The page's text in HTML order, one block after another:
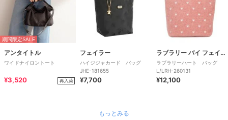
期間限定SALE
アンタイトル
ワイドナイロントート
¥3,520 再入荷
フェイラー
ハイジジャカード バッグ
JHE-181655
¥7,700
ラブラリー バイ フェイラー
ラブラリーハート バッグ
L/LRH-260131
¥12,100
もっとみる